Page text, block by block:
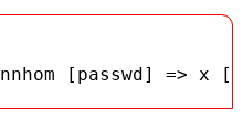
[passwd] => x